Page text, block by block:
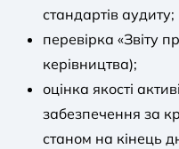
стандартів аудиту;
перевірка «Звіту
керівництва);
оцінка якості
забезпечення за
станом на кінець